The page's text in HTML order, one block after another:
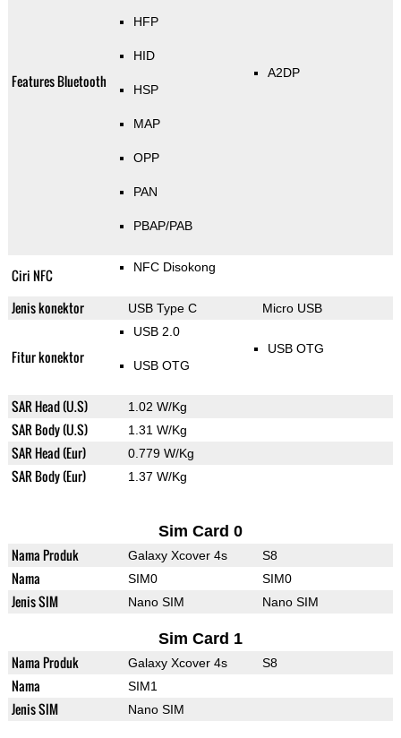
Features Bluetooth
HFP
HID
HSP
MAP
OPP
PAN
PBAP/PAB
A2DP
Ciri NFC NFC Disokong
Jenis konektor USB Type C Micro USB
Fitur konektor
USB 2.0
USB OTG
USB OTG
SAR Head (U.S) 1.02 W/Kg
SAR Body (U.S) 1.31 W/Kg
SAR Head (Eur) 0.779 W/Kg
SAR Body (Eur) 1.37 W/Kg
Sim Card 0
Nama Produk Galaxy Xcover 4s S8
Nama SIM0 SIM0
Jenis SIM Nano SIM Nano SIM
Sim Card 1
Nama Produk Galaxy Xcover 4s S8
Nama SIM1
Jenis SIM Nano SIM